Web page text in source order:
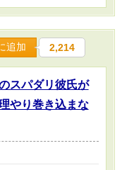
ご用意された。今まで
で「三度目の正直」
ならないが３度目は確
そ楽しいファンタジ
は知らなかった。 前
またあれやこれや騒動
でハマってたRPGの
るわけないだろうが
追加 2,214
スパダリ彼氏が
やり巻き込まな